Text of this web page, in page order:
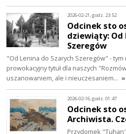
2026-02-21, godz. 23:52
Odcinek sto
dziewiąty: Od
Szeregów
"Od Lenina do Szarych Szeregów" -
prowokacyjny tytuł dla naszych
uszanowaniem, ale i nieuczesaniem…
2026-02-16, godz. 01:47
Odcinek sto
Archiwista.
Przydomek